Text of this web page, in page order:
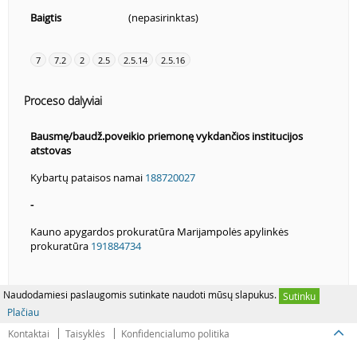
Naudodamiesi paslaugomis sutinkate naudoti mūsų slapukus. Sutinku
Plačiau
Baigtis
(nepasirinktas)
7 7.2 2 2.5 2.5.14 2.5.16
Proceso dalyviai
Bausmę/baudž.poveikio priemonę vykdančios institucijos
atstovas
Kybartų pataisos namai 188720027
-
Kauno apygardos prokuratūra Marijampolės apylinkės
prokuratūra 191884734
Kontaktai Taisyklės Konfidencialumo politika